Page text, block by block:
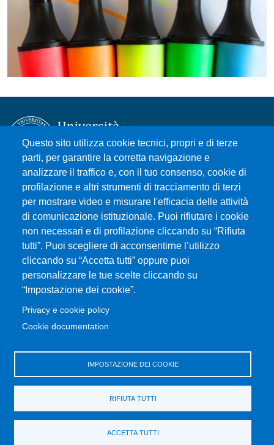
Questo sito utilizza cookie tecnici, propri e di terze
parti, per garantire la corretta navigazione e
analizzare il traffico e, con il tuo consenso, cookie di
profilazione e altri strumenti di tracciamento di terzi
per mostrare video e misurare l'efficacia delle attività
di comunicazione istituzionale. Puoi rifiutare i cookie
non necessari e di profilazione cliccando su “Rifiuta
tutti”. Puoi scegliere di acconsentirne l’utilizzo
cliccando su “Accetta tutti” oppure puoi
personalizzare le tue scelte cliccando su
“Impostazione dei cookie”.
Privacy e cookie policy
Cookie documentation
IMPOSTAZIONE DEI COOKIE
RIFIUTA TUTTI
ACCETTA TUTTI
Università degli Studi di Messina
Piazza Pugliatti, 1 - 98122 Messina
Cod. Fiscale 80004070837
P.IVA 00724160833
Centralino: 090 676 1
MENÙ SOCIAL
MENÙ FOOTER 1
Accessibility statement
Privacy and cookie policy
MENÙ FOOTER 2
Transparent administration
Change your mind on cookies
Old Website